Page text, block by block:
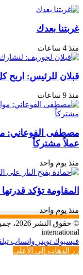
غربتنا بعدك
منذ 4 ساعات
قبلان للرئيس: اربح
منذ 9 ساعات
مصطفى الفوعاني:
عملاً مشتركاً
منذ يوم واحد
المقاومة تؤكد
منذ يوم واحد
© حقوق النشر 2026، جميع الحقوق محفوظة |
international
فيسبوك تويتر واتساب
زر الذهاب إلى الأعلى